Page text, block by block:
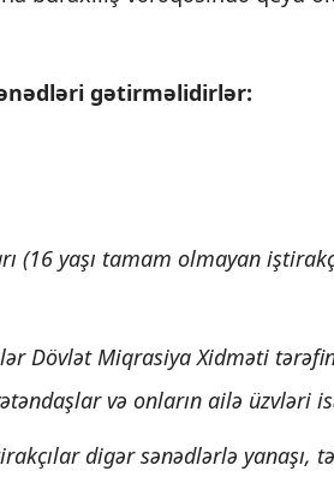
gətirməlidirlər:
(16 yaşı tamam olmayan
Dövlət Miqrasiya Xidməti
və onların ailə üzvləri
digər sənədlərlə yanaşı,